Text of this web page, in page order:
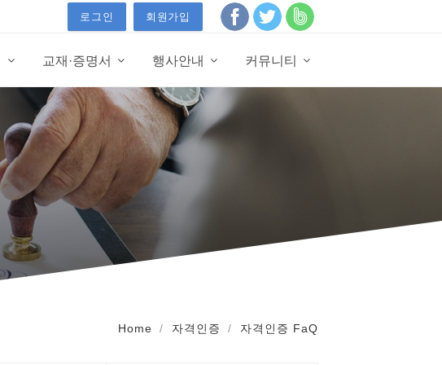
로그인 회원가입
교재·증명서 행사안내 커뮤니티
Home 자격인증 자격인증 FaQ